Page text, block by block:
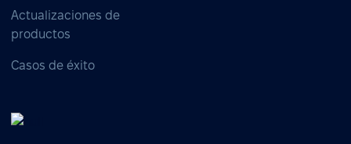
Actualizaciones de
productos
Casos de éxito